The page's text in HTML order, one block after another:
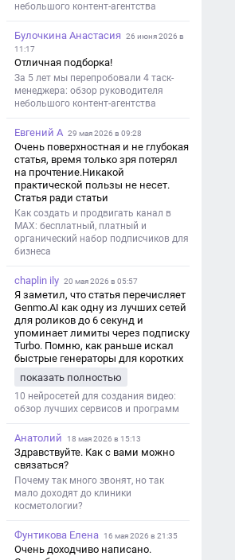
небольшого контент-агентства
Булочкина Анастасия
26 июня 2026 в
11:17
Отличная подборка!
За 5 лет мы перепробовали 4 таск-
менеджера: обзор руководителя
небольшого контент-агентства
Евгений А 29 мая 2026 в 09:28
Очень поверхностная и не глубокая
статья, время только зря потерял
на прочтение.Никакой
практической пользы не несет.
Статья ради статьи
Как создать и продвигать канал в
MAX: бесплатный, платный и
органический набор подписчиков для
бизнеса
chaplin ily 20 мая 2026 в 05:57
Я заметил, что статья перечисляет
Genmo.AI как одну из лучших сетей
для роликов до 6 секунд и
упоминает лимиты через подписку
Turbo. Помню, как раньше искал
быстрые генераторы для коротких
такой обзор именно с акцентом на
ограничения и подпись. Image V2
показать полностью
10 нейросетей для создания видео:
обзор лучших сервисов и программ
Анатолий 18 мая 2026 в 15:13
Здравствуйте. Как с вами можно
связаться?
Почему так много звонят, но так
мало доходят до клиники
косметологии?
Фунтикова Елена 16 мая 2026 в 21:35
Очень доходчиво написано.